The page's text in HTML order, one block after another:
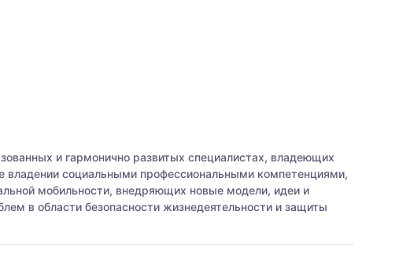
и гармонично развитых специалистах, владеющих
социальными профессиональными компетенциями,
мобильности, внедряющих новые модели, идеи и
в области безопасности жизнедеятельности и защиты